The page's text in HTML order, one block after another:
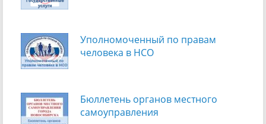
Уполномоченный по правам
человека в НСО
Бюллетень органов местного
самоуправления